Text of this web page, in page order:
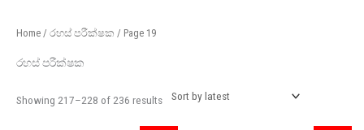
Home / රහස් පරීක්ෂක / Page 19
රහස් පරීක්ෂක
Showing 217–228 of 236 results